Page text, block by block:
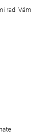
radi Vám